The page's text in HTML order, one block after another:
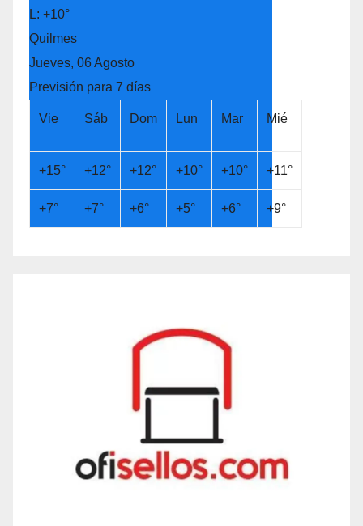
L: +10°
Quilmes
Jueves, 06 Agosto
Previsión para 7 días
Vie Sáb Dom Lun Mar Mié
+15° +12° +12° +10° +10° +11°
+7° +7° +6° +5° +6° +9°